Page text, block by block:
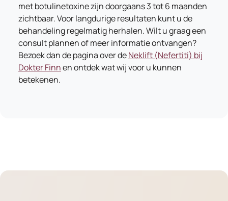
met botulinetoxine zijn doorgaans 3 tot 6 maanden
zichtbaar. Voor langdurige resultaten kunt u de
behandeling regelmatig herhalen. Wilt u graag een
consult plannen of meer informatie ontvangen?
Bezoek dan de pagina over deNeklift (Nefertiti) bij
Dokter Finnen ontdek wat wij voor u kunnen
betekenen.